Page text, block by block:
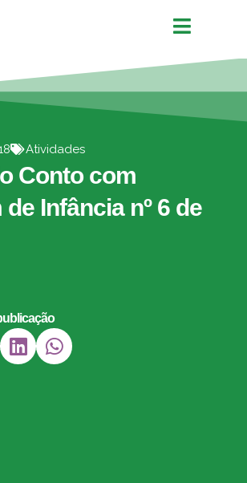
Atividades
Conto com
Infância nº 6 de